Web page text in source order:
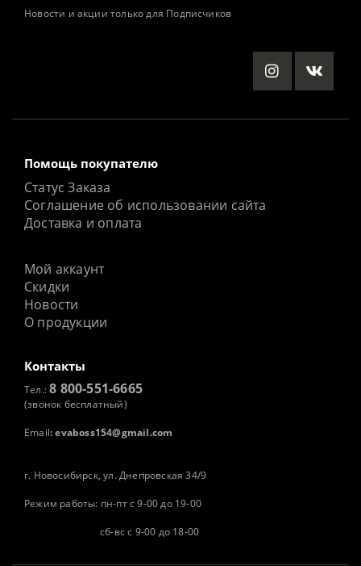
Новости и акции только для Подписчиков
Помощь покупателю
Статус Заказа
Соглашение об использовании сайта
Доставка и оплата
Мой аккаунт
Скидки
Новости
О продукции
Контакты
Тел.:8 800-551-6665
(звонок бесплатный)
Email: evaboss154@gmail.com
г. Новосибирск, ул. Днепровская 34/9
Режим работы: пн-пт с 9-00 до 19-00
сб-вс с 9-00 до 18-00